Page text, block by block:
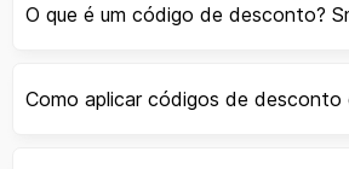
O que é um código de desconto?
Como aplicar códigos de desconto